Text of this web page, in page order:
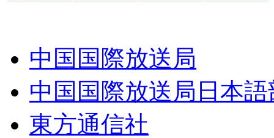
中国国際放送局
中国国際放送局日本語
東方通信社